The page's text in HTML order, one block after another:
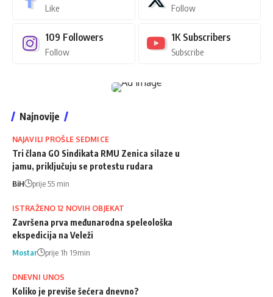
Like Follow
109 Followers
Follow
1K Subscribers
Subscribe
Najnovije
NAJAVILI PROŠLE SEDMICE
Tri člana GO Sindikata RMU Zenica silaze u
jamu, priključuju se protestu rudara
BiH prije 55 min
ISTRAŽENO 12 NOVIH OBJEKAT
Završena prva međunarodna speleološka
ekspedicija na Veleži
Mostar prije 1h 19min
DNEVNI UNOS
Koliko je previše šećera dnevno?